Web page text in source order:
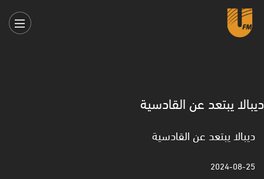
ديبالا يبتعد عن القادسية
ديبالا يبتعد عن القادسية
2024-08-25